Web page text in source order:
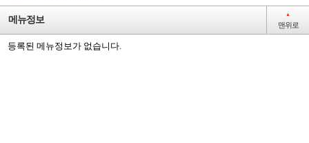
메뉴정보 ▲
맨위로
등록된 메뉴정보가 없습니다.